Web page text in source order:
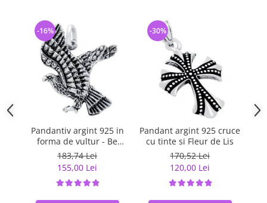
Pandantiv argint 925 in
forma de vultur - Be
Daring
183,74 Lei
155,00 Lei
-16%
Pandant argint 925 cruce
cu tinte si Fleur de Lis
170,52 Lei
120,00 Lei
-30%